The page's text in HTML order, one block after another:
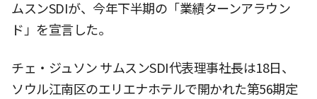
ムスンSDIが、今年下半期の「業績ターンアラウン
ド」を宣言した。
チェ・ジュソン サムスンSDI代表理事社長は18日、
ソウル江南区のエリエナホテルで開かれた第56期定